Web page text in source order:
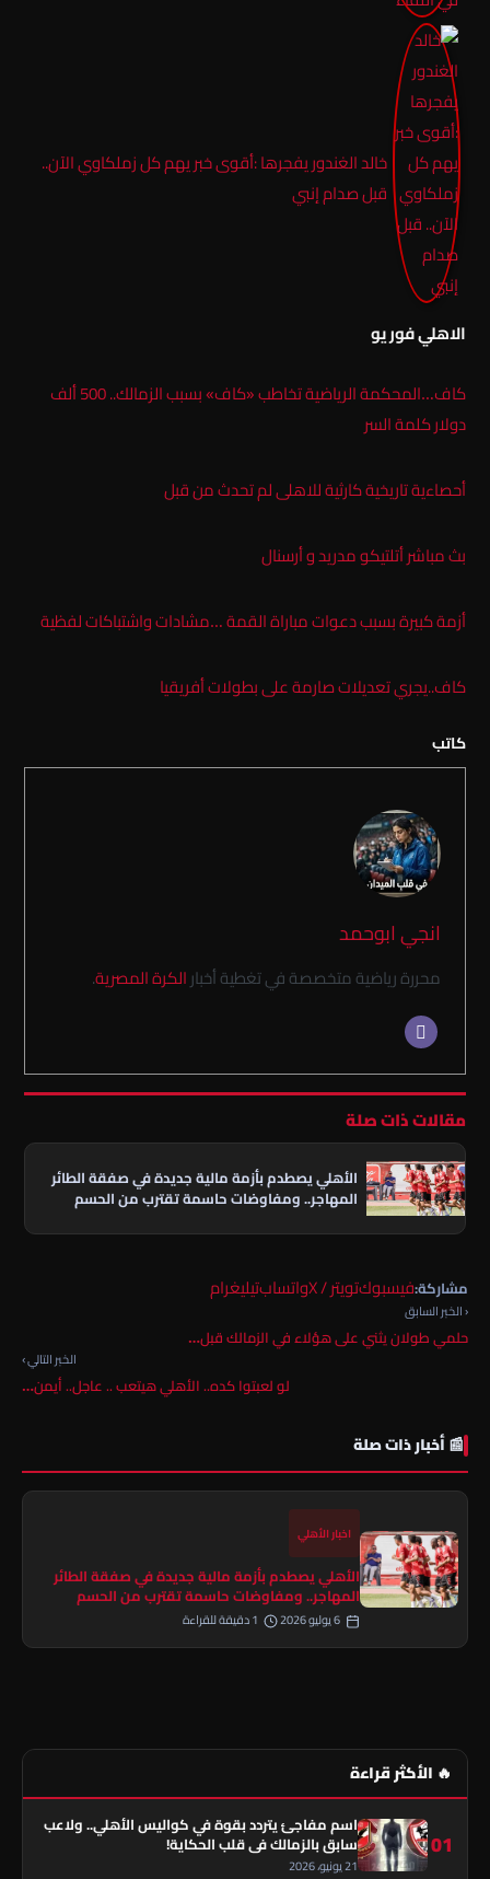
خالد الغندور يفجرها :أقوى خبر يهم كل زملكاوي الآن..
قبل صدام إنبي
الاهلي فور يو
كاف…المحكمة الرياضية تخاطب «كاف» بسبب الزمالك.. 500 ألف
دولار كلمة السر
أحصاءية تاريخية كارثية للاهلى لم تحدث من قبل
بث مباشر أتلتيكو مدريد و أرسنال
أزمة كبيرة بسبب دعوات مباراة القمة …مشادات واشتباكات لفظية
كاف..يجري تعديلات صارمة على بطولات أفريقيا
كاتب
انجي ابوحمد
محررة رياضية متخصصة في تغطية أخبارالكرة المصرية.
مقالات ذات صلة
الأهلي يصطدم بأزمة مالية جديدة في صفقة الطائر
المهاجر.. ومفاوضات حاسمة تقترب من الحسم
مشاركة:فيسبوكتويتر / X واتسابتيليغرام
‹ الخبر السابق
حلمي طولان يثني على هؤلاء في الزمالك قبل…
الخبر التالي ›
لو لعبتوا كده.. الأهلي هيتعب .. عاجل.. أيمن…
📰 أخبار ذات صلة
اخبار الأهلي
الأهلي يصطدم بأزمة مالية جديدة في صفقة الطائر
المهاجر.. ومفاوضات حاسمة تقترب من الحسم
🔥 الأكثر قراءة
01
اسم مفاجئ يتردد بقوة في كواليس الأهلي.. ولاعب
سابق بالزمالك في قلب الحكاية!
21 يونيو، 2026